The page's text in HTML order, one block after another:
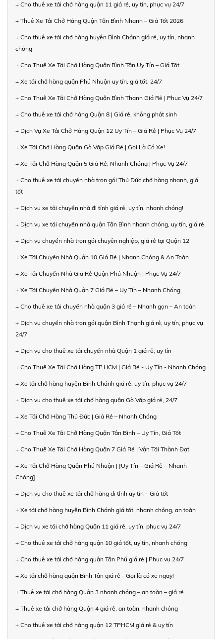
+ Cho thuê xe tải chở hàng quận 11 giá rẻ, uy tín, phục vụ 24/7
+ Thuê Xe Tải Chở Hàng Quận Tân Bình Nhanh – Giá Tốt 2026
+ Cho thuê xe tải chở hàng huyện Bình Chánh giá rẻ, uy tín, nhanh
chóng
+ Cho Thuê Xe Tải Chở Hàng Quận Bình Tân Uy Tín – Giá Tốt
+ Xe tải chở hàng quận Phú Nhuận uy tín, giá tốt, 24/7
+ Cho Thuê Xe Tải Chở Hàng Quận Bình Thạnh Giá Rẻ | Phục Vụ 24/7
+ Cho thuê xe tải chở hàng Quận 8 | Giá rẻ, không phát sinh
+ Dịch Vụ Xe Tải Chở Hàng Quận 12 Uy Tín – Giá Rẻ | Phục Vụ 24/7
+ Xe Tải Chở Hàng Quận Gò Vấp Giá Rẻ | Gọi Là Có Xe!
+ Xe Tải Chở Hàng Quận 5 Giá Rẻ, Nhanh Chóng | Phục Vụ 24/7
+ Cho thuê xe tải chuyển nhà trọn gói Thủ Đức chở hàng nhanh, giá
tốt
+ Dịch vụ xe tải chuyển nhà đi tỉnh giá rẻ, uy tín, nhanh chóng!
+ Dịch vụ xe tải chuyển nhà quận Tân Bình nhanh chóng, uy tín, giá rẻ
+ Dịch vụ chuyển nhà trọn gói chuyên nghiệp, giá rẻ tại Quận 12
+ Xe Tải Chuyển Nhà Quận 10 Giá Rẻ | Nhanh Chóng & An Toàn
+ Xe Tải Chuyển Nhà Giá Rẻ Quận Phú Nhuận | Phục Vụ 24/7
+ Xe Tải Chuyển Nhà Quận 7 Giá Rẻ – Uy Tín – Nhanh Chóng
+ Cho thuê xe tải chuyển nhà quận 3 giá rẻ – Nhanh gọn – An toàn
+ Dịch vụ chuyển nhà trọn gói quận Bình Thạnh giá rẻ, uy tín, phục vụ
24/7
+ Dịch vụ cho thuê xe tải chuyển nhà Quận 1 giá rẻ, uy tín
+ Cho Thuê Xe Tải Chở Hàng TP.HCM | Giá Rẻ - Uy Tín - Nhanh Chóng
+ Xe tải chở hàng huyện Bình Chánh giá rẻ, uy tín, phục vụ 24/7
+ Dịch vụ cho thuê xe tải chở hàng quận Gò Vấp giá rẻ, 24/7
+ Xe Tải Chở Hàng Thủ Đức | Giá Rẻ – Nhanh Chóng
+ Cho Thuê Xe Tải Chở Hàng Quận Tân Bình – Uy Tín, Giá Tốt
+ Cho Thuê Xe Tải Chở Hàng Quận 7 Giá Rẻ | Vận Tải Thành Đạt
+ Xe Tải Chở Hàng Quận Phú Nhuận | [Uy Tín – Giá Rẻ – Nhanh
Chóng]
+ Dịch vụ cho thuê xe tải chở hàng đi tỉnh uy tín – Giá tốt
+ Xe tải chở hàng huyện Bình Chánh giá tốt, nhanh chóng, an toàn
+ Dịch vụ xe tải chở hàng Quận 11 giá rẻ, uy tín, phục vụ 24/7
+ Cho thuê xe tải chở hàng quận 10 giá tốt, uy tín, nhanh chóng
+ Cho thuê xe tải chở hàng quận Tân Phú giá rẻ | Phục vụ 24/7
+ Xe tải chở hàng quận Bình Tân giá rẻ - Gọi là có xe ngay!
+ Thuê xe tải chở hàng Quận 3 nhanh chóng – an toàn – giá rẻ
+ Thuê xe tải chở hàng Quận 4 giá rẻ, an toàn, nhanh chóng
+ Cho thuê xe tải chở hàng quận 12 TPHCM giá rẻ & uy tín